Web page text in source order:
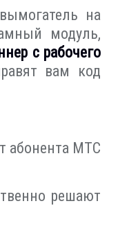
на
модуль,
с рабочего
вам код
абонента МТС
решают